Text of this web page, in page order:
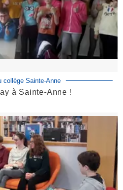
collège Sainte-Anne
à Sainte-Anne !